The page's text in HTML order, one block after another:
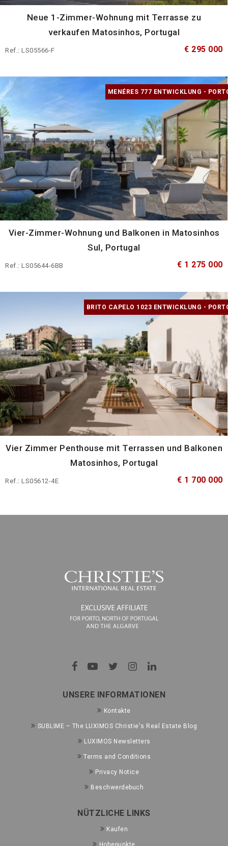
Neue 1-Zimmer-Wohnung mit Terrasse zu
verkaufen Matosinhos, Portugal
Ref.: LS05566-F € 295 000
MENÉRES 777 ENTWICKLUNG -
Vier-Zimmer-Wohnung und Balkonen in Matosinhos
Sul, Portugal
Ref.: LS05644-6BB € 1 275 000
BRITO CAPELO 1023 ENTWICKLUNG -
Vier Zimmer Penthouse mit Terrassen und Balkonen
Matosinhos, Portugal
Ref.: LS05612-4E € 1 700 000
UNSERE INFORMATIONEN
Kontakte
SUBLIME – The LUXIMOS Christie's Real Estate Blog
LUXIMOS Newsletters
Terms and Conditions
Privacy Notice
Beschwerdebuch
NÜTZLICHE LINKS
Kaufen
Hohepunkte